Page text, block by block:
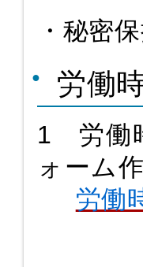
・秘密
労働
1 労働
ォーム
労働